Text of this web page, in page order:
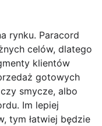
rynku. Paracord
celów, dlatego
klientów
gotowych
smycze, albo
Im lepiej
tym łatwiej będzie